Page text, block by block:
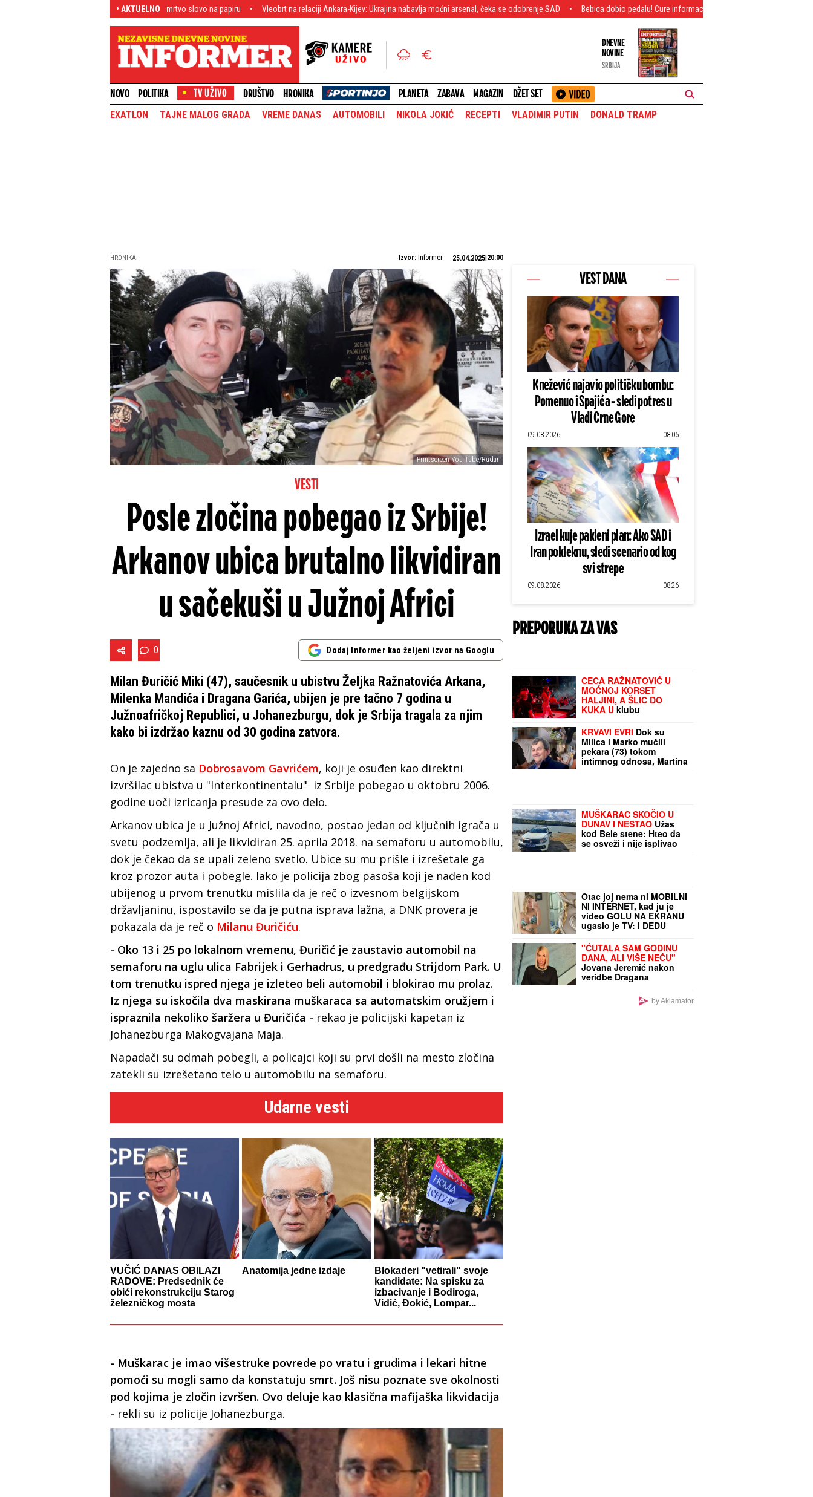
• AKTUELNO
Kako je Balkanski pakt postao mrtvo slovo na papiru Vleobrt na relaciji Ankara-Kijev: Ukrajina nabavlja moćni arsenal, čeka se odobrenje SAD Bebica dobio pedalu! Cure informacije raskidu - Teodorina porodica odlučna u
DNEVNE
NOVINE
SRBIJA
NOVO POLITIKA DRUŠTVO HRONIKA PLANETA ZABAVA MAGAZIN DŽET SET
EXATLON TAJNE MALOG GRADA VREME DANAS AUTOMOBILI NIKOLA JOKIĆ RECEPTI VLADIMIR PUTIN DONALD TRAMP
HRONIKA Izvor: Informer 25.04.2025 20:00
Printscreen You Tube/Rudar
VESTI
Posle zločina pobegao iz Srbije!
Arkanov ubica brutalno likvidiran
u sačekuši u Južnoj Africi
0 Dodaj Informer kao željeni izvor na Googlu
Milan Đuričić Miki (47), saučesnik u ubistvu Željka Ražnatovića Arkana,
Milenka Mandića i Dragana Garića, ubijen je pre tačno 7 godina u
Južnoafričkoj Republici, u Johanezburgu, dok je Srbija tragala za njim
kako bi izdržao kaznu od 30 godina zatvora.
On je zajedno sa Dobrosavom Gavrićem, koji je osuđen kao direktni
izvršilac ubistva u "Interkontinentalu" iz Srbije pobegao u oktobru 2006.
godine uoči izricanja presude za ovo delo.
Arkanov ubica je u Južnoj Africi, navodno, postao jedan od ključnih igrača u
svetu podzemlja, ali je likvidiran 25. aprila 2018. na semaforu u automobilu,
dok je čekao da se upali zeleno svetlo. Ubice su mu prišle i izrešetale ga
kroz prozor auta i pobegle. Iako je policija zbog pasoša koji je nađen kod
ubijenog u prvom trenutku mislila da je reč o izvesnom belgijskom
državljaninu, ispostavilo se da je putna isprava lažna, a DNK provera je
pokazala da je reč o Milanu Đuričiću.
- Oko 13 i 25 po lokalnom vremenu, Đuričić je zaustavio automobil na
semaforu na uglu ulica Fabrijek i Gerhadrus, u predgrađu Strijdom Park. U
tom trenutku ispred njega je izleteo beli automobil i blokirao mu prolaz.
Iz njega su iskočila dva maskirana muškaraca sa automatskim oružjem i
ispraznila nekoliko šaržera u Đuričića - rekao je policijski kapetan iz
Johanezburga Makogvajana Maja.
Napadači su odmah pobegli, a policajci koji su prvi došli na mesto zločina
zatekli su izrešetano telo u automobilu na semaforu.
Udarne vesti
VUČIĆ DANAS OBILAZI
RADOVE: Predsednik će
obići rekonstrukciju Starog
železničkog mosta
Anatomija jedne izdaje
Blokaderi "vetirali" svoje
kandidate: Na spisku za
izbacivanje i Bodiroga,
Vidić, Đokić, Lompar...
- Muškarac je imao višestruke povrede po vratu i grudima i lekari hitne
pomoći su mogli samo da konstatuju smrt. Još nisu poznate sve okolnosti
pod kojima je zločin izvršen. Ovo deluje kao klasična mafijaška likvidacija
- rekli su iz policije Johanezburga.
VEST DANA
Knežević najavio političku bombu:
Pomenuo i Spajića - sledi potres u
Vladi Crne Gore
09.08.2026 08:05
Izrael kuje pakleni plan: Ako SAD i
Iran pokleknu, sledi scenario od kog
svi strepe
09.08.2026 08:26
PREPORUKA ZA VAS
CECA RAŽNATOVIĆ U
MOĆNOJ KORSET
HALJINI, A ŠLIC DO
KUKA U klubu
pa PEVALA BOSA - Sve
se orilo (VIDEO)
KRVAVI EVRI Dok su
Milica i Marko mučili
pekara (73) tokom
intimnog odnosa, Martina
MUŠKARAC SKOČIO U
DUNAV I NESTAO Užas
kod Bele stene: Hteo da
se osveži i nije isplivao
Otac joj nema ni MOBILNI
NI INTERNET, kad ju je
video GOLU NA EKRANU
ugasio je TV: I DEDU
njenu karijeru! Ovo je
"obična" porodica
NAJVEĆE UZDANICE
HOLIVUDA
"ĆUTALA SAM GODINU
DANA, ALI VIŠE NEĆU"
Jovana Jeremić nakon
veridbe Dragana
ZAPUŠILA USTA: "Došlo
je vreme! Niko me neće
by Aklamator